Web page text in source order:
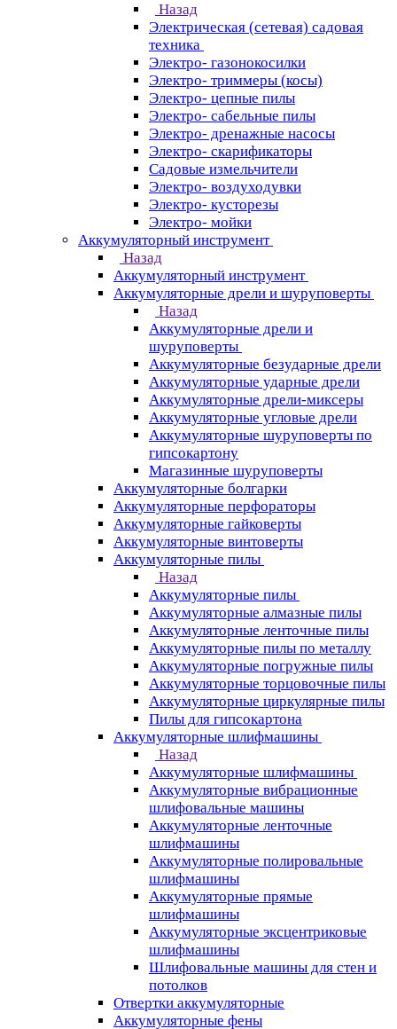
Назад
Электрическая (сетевая) садовая
техника
Электро- газонокосилки
Электро- триммеры (косы)
Электро- цепные пилы
Электро- сабельные пилы
Электро- дренажные насосы
Электро- скарификаторы
Садовые измельчители
Электро- воздуходувки
Электро- кусторезы
Электро- мойки
Аккумуляторный инструмент
Назад
Аккумуляторный инструмент
Аккумуляторные дрели и шуруповерты
Назад
Аккумуляторные дрели и
шуруповерты
Аккумуляторные безударные дрели
Аккумуляторные ударные дрели
Аккумуляторные дрели-миксеры
Аккумуляторные угловые дрели
Аккумуляторные шуруповерты по
гипсокартону
Магазинные шуруповерты
Аккумуляторные болгарки
Аккумуляторные перфораторы
Аккумуляторные гайковерты
Аккумуляторные винтоверты
Аккумуляторные пилы
Назад
Аккумуляторные пилы
Аккумуляторные алмазные пилы
Аккумуляторные ленточные пилы
Аккумуляторные пилы по металлу
Аккумуляторные погружные пилы
Аккумуляторные торцовочные пилы
Аккумуляторные циркулярные пилы
Пилы для гипсокартона
Аккумуляторные шлифмашины
Назад
Аккумуляторные шлифмашины
Аккумуляторные вибрационные
шлифовальные машины
Аккумуляторные ленточные
шлифмашины
Аккумуляторные полировальные
шлифмашины
Аккумуляторные прямые
шлифмашины
Аккумуляторные эксцентриковые
шлифмашины
Шлифовальные машины для стен и
потолков
Отвертки аккумуляторные
Аккумуляторные фены